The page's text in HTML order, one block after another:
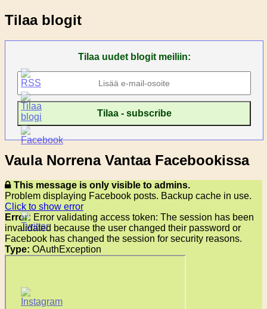
Tilaa blogit
Tilaa uudet blogit meiliin:
Vaula Norrena Vantaa Facebookissa
This message is only visible to admins.
Problem displaying Facebook posts. Backup cache in use.
Click to show error
Error: Error validating access token: The session has been
invalidated because the user changed their password or
Facebook has changed the session for security reasons.
Type: OAuthException